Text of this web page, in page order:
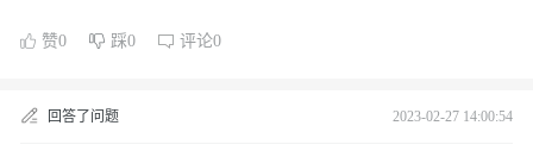
赞0 踩0 评论0
回答了问题 2023-02-27 14:00:54